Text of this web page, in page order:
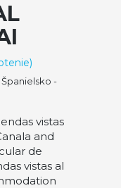
-
vistas
and
de
vistas al